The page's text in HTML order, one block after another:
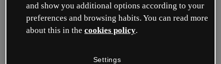
Crea tu cuenta, ¡gratis!
¿Cuál describe mejor tu rol?
and show you additional options according to your
preferences and browsing habits. You can read more
about this in the cookies policy.
Settings